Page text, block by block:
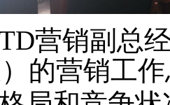
营销副总
的营销工